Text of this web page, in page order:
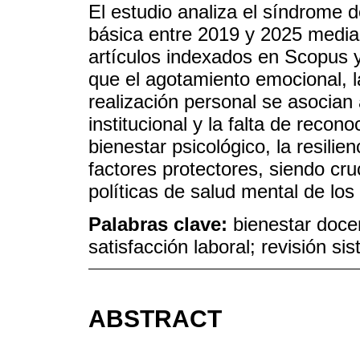
El estudio analiza el síndrome
básica entre 2019 y 2025
artículos indexados en Scopus
que el agotamiento emocional,
realización personal se
institucional y la falta de
bienestar psicológico, la
factores protectores, siendo
políticas de salud mental de
Palabras clave: bienestar
satisfacción laboral; revisión
ABSTRACT